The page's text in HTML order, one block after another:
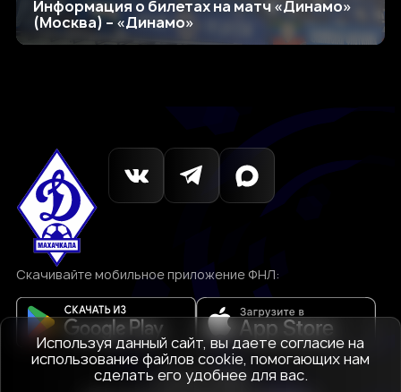
Информация о билетах на матч «Динамо»
(Москва) – «Динамо»
Скачивайте мобильное приложение ФНЛ:
© 1927-2026
Используя данный сайт, вы даете согласие на
использование файлов cookie, помогающих нам
сделать его удобнее для вас.